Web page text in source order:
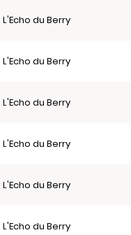
L'Echo du Berry
L'Echo du Berry
L'Echo du Berry
L'Echo du Berry
L'Echo du Berry
L'Echo du Berry